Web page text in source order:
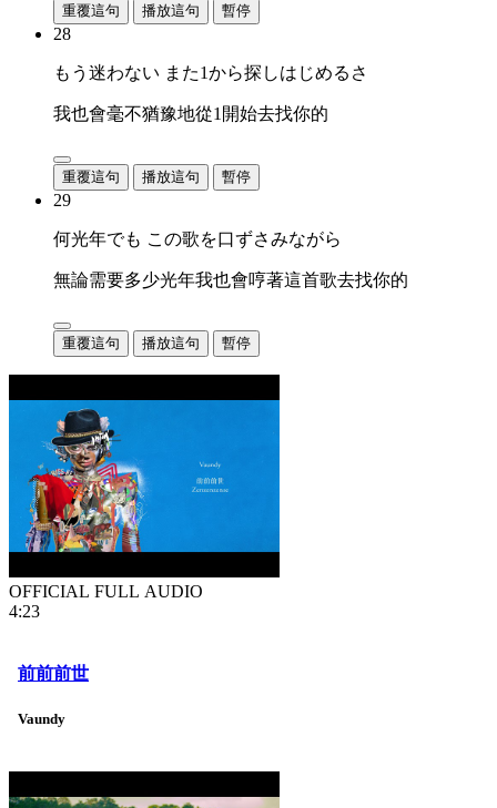
重覆這句 播放這句 暫停
28
もう迷わない また1から探しはじめるさ
我也會毫不猶豫地從1開始去找你的
重覆這句 播放這句 暫停
29
何光年でも この歌を口ずさみながら
無論需要多少光年我也會哼著這首歌去找你的
重覆這句 播放這句 暫停
OFFICIAL FULL AUDIO
4:23
前前前世
Vaundy